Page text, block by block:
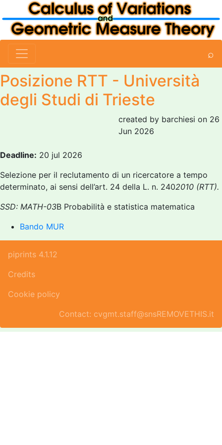
⌕
Posizione RTT - Università
degli Studi di Trieste
created by barchiesi on 26
Jun 2026
Deadline: 20 jul 2026
Selezione per il reclutamento di un ricercatore a tempo
determinato, ai sensi dell’art. 24 della L. n. 2402010 (RTT).
SSD: MATH-03B Probabilità e statistica matematica
Bando MUR
piprints 4.1.12
Credits
Cookie policy
Contact: cvgmt.staff@snsREMOVETHIS.it